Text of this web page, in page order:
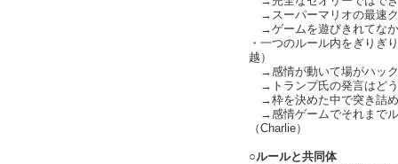
→スーパーマリオの最速
→ゲームを遊びきれてな
・一つのルール内をぎりぎ
越）
→感情が動いて場がハック
→トランプ氏の発言はど
→枠を決めた中で突き詰
→感情ゲームでそれまでル
（Charlie）
○ルールと共同体